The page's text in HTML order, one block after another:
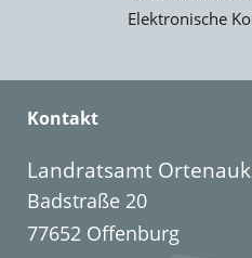
Elektronische
Kontakt
Landratsamt
Badstraße 20
77652 Offenburg